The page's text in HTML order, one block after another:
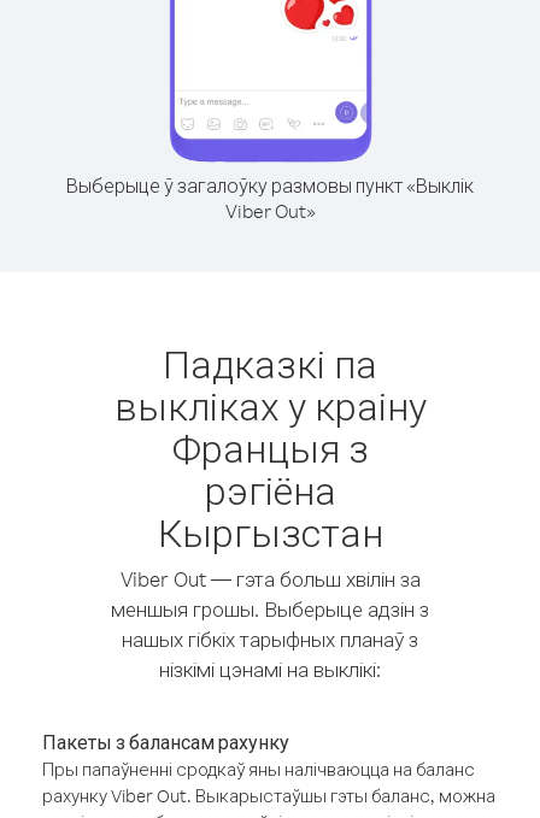
Выберыце ў загалоўку размовы пункт «Выклік
Viber Out»
Падказкі па
выкліках у краіну
Францыя з
рэгіёна
Кыргызстан
Viber Out — гэта больш хвілін за
меншыя грошы. Выберыце адзін з
нашых гібкіх тарыфных планаў з
нізкімі цэнамі на выклікі:
Пакеты з балансам рахунку
Пры папаўненні сродкаў яны налічваюцца на баланс
рахунку Viber Out. Выкарыстаўшы гэты баланс, можна